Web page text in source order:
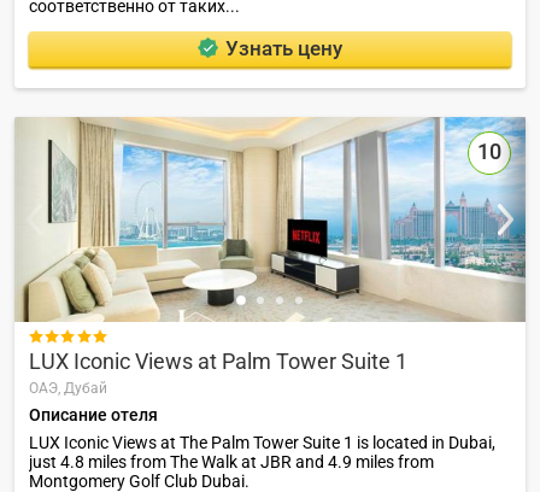
соответственно от таких...
Узнать цену
10

LUX Iconic Views at Palm Tower Suite 1
ОАЭ, Дубай
Описание отеля
LUX Iconic Views at The Palm Tower Suite 1 is located in Dubai,
just 4.8 miles from The Walk at JBR and 4.9 miles from
Montgomery Golf Club Dubai.